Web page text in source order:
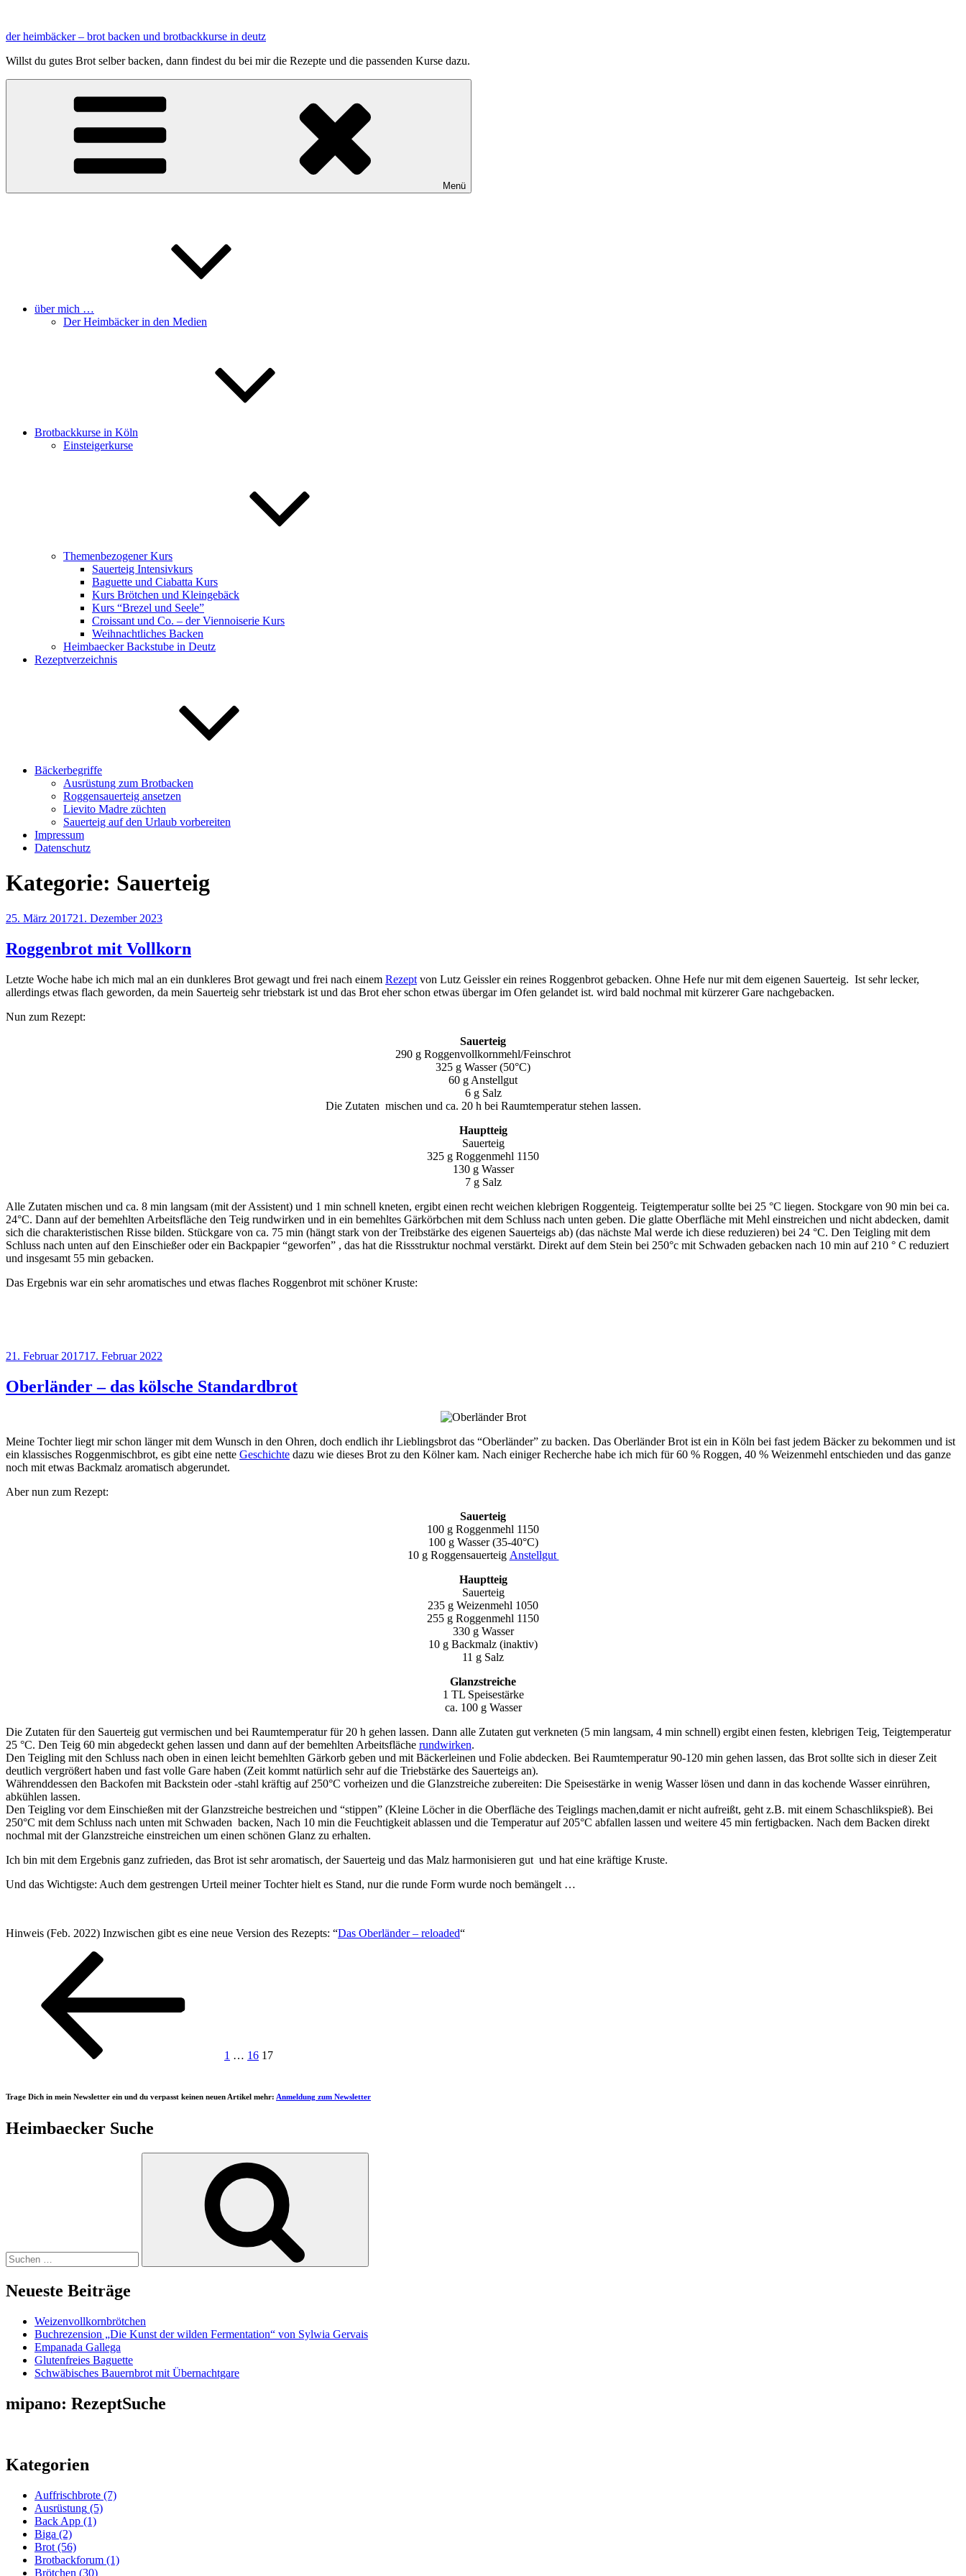
springen
der heimbäcker – brot backen und brotbackkurse in deutz
Willst du gutes Brot selber backen, dann findest du bei mir die Rezepte und die passenden Kurse dazu.
Menü
über mich …
Der Heimbäcker in den Medien
Brotbackkurse in Köln
Einsteigerkurse
Themenbezogener Kurs
Sauerteig Intensivkurs
Baguette und Ciabatta Kurs
Kurs Brötchen und Kleingebäck
Kurs “Brezel und Seele”
Croissant und Co. – der Viennoiserie Kurs
Weihnachtliches Backen
Heimbaecker Backstube in Deutz
Rezeptverzeichnis
Bäckerbegriffe
Ausrüstung zum Brotbacken
Roggensauerteig ansetzen
Lievito Madre züchten
Sauerteig auf den Urlaub vorbereiten
Impressum
Datenschutz
Kategorie: Sauerteig
Veröffentlicht
25. März 201721. Dezember 2023
Roggenbrot mit Vollkorn
Letzte Woche habe ich mich mal an ein dunkleres Brot gewagt und frei nach einem Rezept von Lutz Geissler ein reines Roggenbrot gebacken. Ohne Hefe nur mit dem eigenen Sauerteig. Ist sehr lecker,
allerdings etwas flach geworden, da mein Sauerteig sehr triebstark ist und das Brot eher schon etwas übergar im Ofen gelandet ist. wird bald nochmal mit kürzerer Gare nachgebacken.
Nun zum Rezept:
Sauerteig
290 g Roggenvollkornmehl/Feinschrot
325 g Wasser (50°C)
60 g Anstellgut
6 g Salz
Die Zutaten mischen und ca. 20 h bei Raumtemperatur stehen lassen.
Hauptteig
Sauerteig
325 g Roggenmehl 1150
130 g Wasser
7 g Salz
Alle Zutaten mischen und ca. 8 min langsam (mit der Assistent) und 1 min schnell kneten, ergibt einen recht weichen klebrigen Roggenteig. Teigtemperatur sollte bei 25 °C liegen. Stockgare von 90 min bei ca.
24°C. Dann auf der bemehlten Arbeitsfläche den Teig rundwirken und in ein bemehltes Gärkörbchen mit dem Schluss nach unten geben. Die glatte Oberfläche mit Mehl einstreichen und nicht abdecken, damit
sich die charakteristischen Risse bilden. Stückgare von ca. 75 min (hängt stark von der Treibstärke des eigenen Sauerteigs ab) (das nächste Mal werde ich diese reduzieren) bei 24 °C. Den Teigling mit dem
Schluss nach unten auf den Einschießer oder ein Backpapier “geworfen” , das hat die Rissstruktur nochmal verstärkt. Direkt auf dem Stein bei 250°c mit Schwaden gebacken nach 10 min auf 210 ° C reduziert
und insgesamt 55 min gebacken.
Das Ergebnis war ein sehr aromatisches und etwas flaches Roggenbrot mit schöner Kruste:
Veröffentlicht
21. Februar 201717. Februar 2022
Oberländer – das kölsche Standardbrot
Meine Tochter liegt mir schon länger mit dem Wunsch in den Ohren, doch endlich ihr Lieblingsbrot das “Oberländer” zu backen. Das Oberländer Brot ist ein in Köln bei fast jedem Bäcker zu bekommen und ist
ein klassisches Roggenmischbrot, es gibt eine nette Geschichte dazu wie dieses Brot zu den Kölner kam. Nach einiger Recherche habe ich mich für 60 % Roggen, 40 % Weizenmehl entschieden und das ganze
noch mit etwas Backmalz aromatisch abgerundet.
Aber nun zum Rezept:
Sauerteig
100 g Roggenmehl 1150
100 g Wasser (35-40°C)
10 g Roggensauerteig Anstellgut
Hauptteig
Sauerteig
235 g Weizenmehl 1050
255 g Roggenmehl 1150
330 g Wasser
10 g Backmalz (inaktiv)
11 g Salz
Glanzstreiche
1 TL Speisestärke
ca. 100 g Wasser
Die Zutaten für den Sauerteig gut vermischen und bei Raumtemperatur für 20 h gehen lassen. Dann alle Zutaten gut verkneten (5 min langsam, 4 min schnell) ergibt einen festen, klebrigen Teig, Teigtemperatur
25 °C. Den Teig 60 min abgedeckt gehen lassen und dann auf der bemehlten Arbeitsfläche rundwirken.
Den Teigling mit den Schluss nach oben in einen leicht bemehlten Gärkorb geben und mit Bäckerleinen und Folie abdecken. Bei Raumtemperatur 90-120 min gehen lassen, das Brot sollte sich in dieser Zeit
deutlich vergrößert haben und fast volle Gare haben (Zeit kommt natürlich sehr auf die Triebstärke des Sauerteigs an).
Währenddessen den Backofen mit Backstein oder -stahl kräftig auf 250°C vorheizen und die Glanzstreiche zubereiten: Die Speisestärke in wenig Wasser lösen und dann in das kochende Wasser einrühren,
abkühlen lassen.
Den Teigling vor dem Einschießen mit der Glanzstreiche bestreichen und “stippen” (Kleine Löcher in die Oberfläche des Teiglings machen,damit er nicht aufreißt, geht z.B. mit einem Schaschlikspieß). Bei
250°C mit dem Schluss nach unten mit Schwaden backen, Nach 10 min die Feuchtigkeit ablassen und die Temperatur auf 205°C abfallen lassen und weitere 45 min fertigbacken. Nach dem Backen direkt
nochmal mit der Glanzstreiche einstreichen um einen schönen Glanz zu erhalten.
Ich bin mit dem Ergebnis ganz zufrieden, das Brot ist sehr aromatisch, der Sauerteig und das Malz harmonisieren gut und hat eine kräftige Kruste.
Und das Wichtigste: Auch dem gestrengen Urteil meiner Tochter hielt es Stand, nur die runde Form wurde noch bemängelt …
Hinweis (Feb. 2022) Inzwischen gibt es eine neue Version des Rezepts: “Das Oberländer – reloaded“
Seitennummerierung
Beiträge
1 … 16 17
Trage Dich in mein Newsletter ein und du verpasst keinen neuen Artikel mehr: Anmeldung zum Newsletter
Heimbaecker Suche
Neueste Beiträge
Weizenvollkornbrötchen
Buchrezension „Die Kunst der wilden Fermentation“ von Sylwia Gervais
Empanada Gallega
Glutenfreies Baguette
Schwäbisches Bauernbrot mit Übernachtgare
mipano: RezeptSuche
Kategorien
Auffrischbrote (7)
Ausrüstung (5)
Back App (1)
Biga (2)
Brot (56)
Brotbackforum (1)
Brötchen (30)